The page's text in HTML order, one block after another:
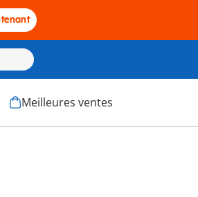
Meilleures ventes